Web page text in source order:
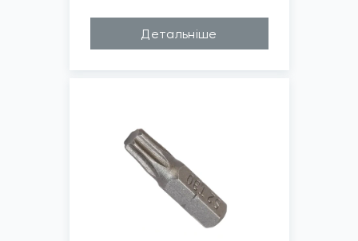
Довжина (A...
32мм, 25мм, 50мм
Бренд
SURETORQ
*
Зображені фото є...
Детальніше